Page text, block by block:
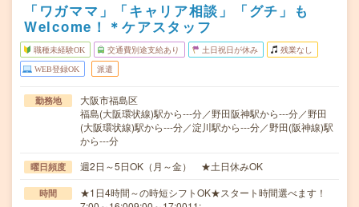
「ワガママ」「キャリア相談」「グチ」も
Welcome！＊ケアスタッフ
職種未経験OK 交通費別途支給あり 土日祝日が休み 残業なし
WEB登録OK 派遣
勤務地
大阪市福島区
福島(大阪環状線)駅から---分／野田阪神駅から---分／野田
(大阪環状線)駅から---分／淀川駅から---分／野田(阪神線)駅
から---分
曜日頻度 週2日～5日OK（月～金） ★土日休みOK
時間
★1日4時間～の時短シフトOK★スタート時間選べます！